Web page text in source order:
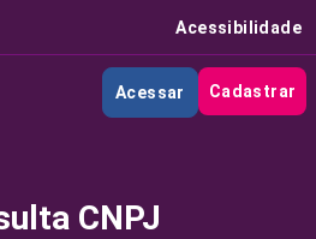
Acessibilidade
Acessar Cadastrar
CNPJ